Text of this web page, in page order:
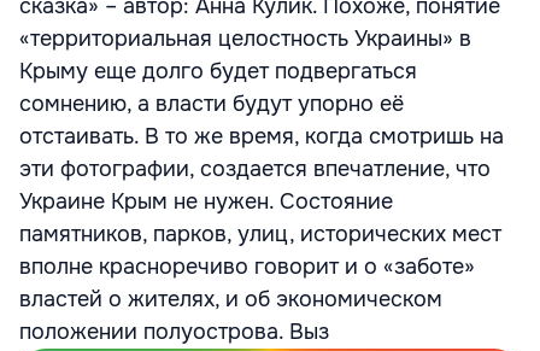
сказка» – автор: Анна Кулик. Похоже, понятие
«территориальная целостность Украины» в
Крыму еще долго будет подвергаться
сомнению, а власти будут упорно её
отстаивать. В то же время, когда смотришь на
эти фотографии, создается впечатление, что
Украине Крым не нужен. Состояние
памятников, парков, улиц, исторических мест
вполне красноречиво говорит и о «заботе»
властей о жителях, и об экономическом
положении полуострова. Выз